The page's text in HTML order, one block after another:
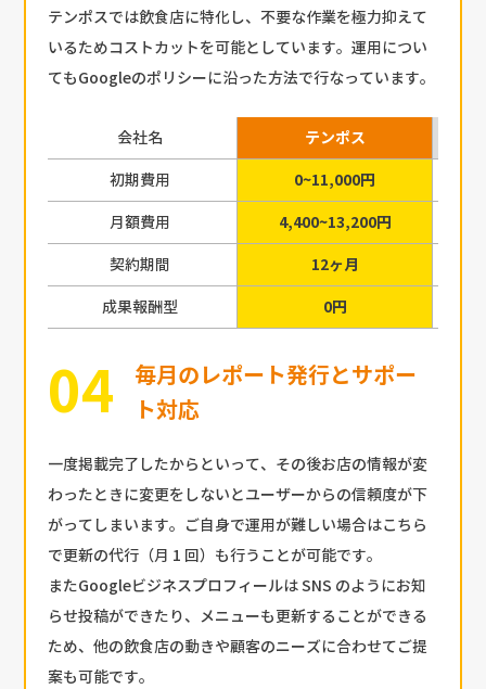
テンポスでは飲食店に特化し、不要な作業を極力抑えて
いるためコストカットを可能としています。運用につい
てもGoogleのポリシーに沿った方法で行なっています。
会社名 テンポス
初期費用 0~11,000円
月額費用 4,400~13,200円
契約期間 12ヶ月
成果報酬型 0円
毎月のレポート発行とサポー
ト対応
一度掲載完了したからといって、その後お店の情報が変
わったときに変更をしないとユーザーからの信頼度が下
がってしまいます。ご自身で運用が難しい場合はこちら
で更新の代行（月 1 回）も行うことが可能です。
またGoogleビジネスプロフィールは SNS のようにお知
らせ投稿ができたり、メニューも更新することができる
ため、他の飲食店の動きや顧客のニーズに合わせてご提
案も可能です。